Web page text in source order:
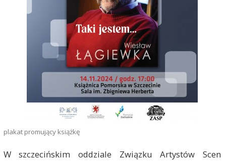
plakat promujący książkę
W szczecińskim oddziale Związku Artystów Scen